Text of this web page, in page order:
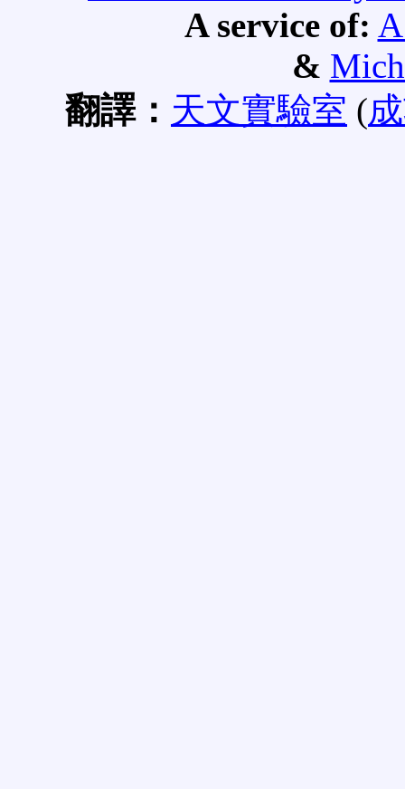
A service of:
&
翻譯： 天文實驗室 (